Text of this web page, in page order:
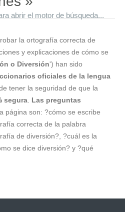
abrir el motor de búsqueda...
la ortografía correcta de
y explicaciones de cómo se
o Diversión') han sido
oficiales de la lengua
tener la seguridad de que la
segura Las preguntas
página son: ?cómo se escribe
correcta de la palabra
de diversión?, ?cuál es la
se dice diversión? y ?qué